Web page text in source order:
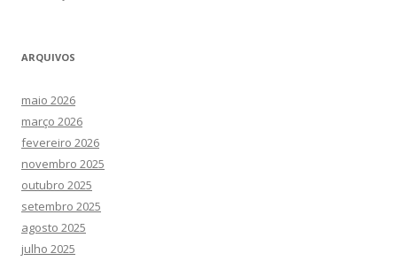
ARQUIVOS
maio 2026
março 2026
fevereiro 2026
novembro 2025
outubro 2025
setembro 2025
agosto 2025
julho 2025